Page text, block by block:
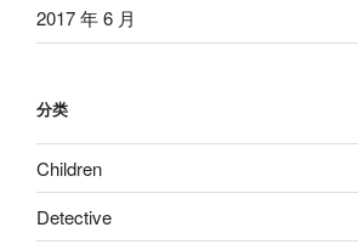
2017 年 6 月
分类
Children
Detective